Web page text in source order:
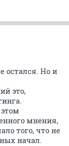
остался. Но и
это,
мнения,
того, что не
начал.